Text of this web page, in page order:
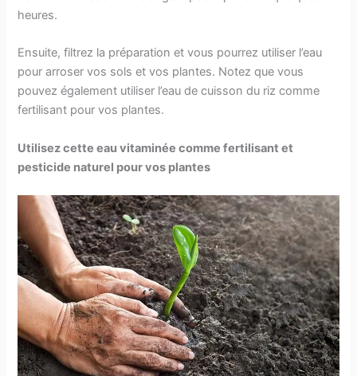
heures.
Ensuite, filtrez la préparation et vous pourrez utiliser l’eau
pour arroser vos sols et vos plantes. Notez que vous
pouvez également utiliser l’eau de cuisson du riz comme
fertilisant pour vos plantes.
Utilisez cette eau vitaminée comme fertilisant et
pesticide naturel pour vos plantes